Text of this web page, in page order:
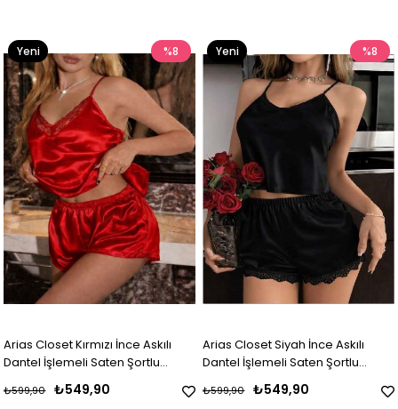
Arias Closet Kırmızı İnce Askılı
Dantel İşlemeli Saten Şortlu
₺549,90
₺599,90
%8
Yeni
Ürün
Arias Closet Siyah İnce Askılı
Dantel İşlemeli Saten Şortlu
₺549,90
₺599,90
%8
Yeni
Ürün